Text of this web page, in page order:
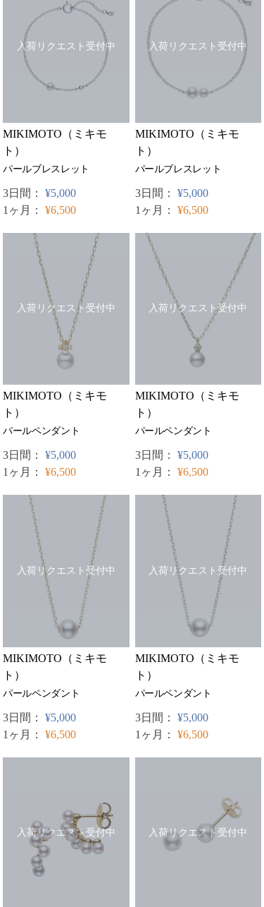
入荷リクエスト受付中
MIKIMOTO（ミキモ
ト）
パールブレスレット
3日間： ¥5,000
1ヶ月： ¥6,500
入荷リクエスト受付中
MIKIMOTO（ミキモ
ト）
パールブレスレット
3日間： ¥5,000
1ヶ月： ¥6,500
入荷リクエスト受付中
MIKIMOTO（ミキモ
ト）
パールペンダント
3日間： ¥5,000
1ヶ月： ¥6,500
入荷リクエスト受付中
MIKIMOTO（ミキモ
ト）
パールペンダント
3日間： ¥5,000
1ヶ月： ¥6,500
入荷リクエスト受付中
MIKIMOTO（ミキモ
ト）
パールペンダント
3日間： ¥5,000
1ヶ月： ¥6,500
入荷リクエスト受付中
MIKIMOTO（ミキモ
ト）
パールペンダント
3日間： ¥5,000
1ヶ月： ¥6,500
入荷リクエスト受付中 入荷リクエスト受付中